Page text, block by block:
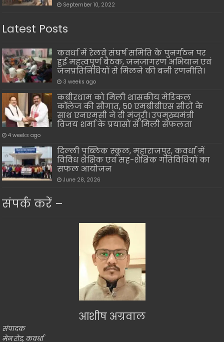
September 10, 2022
Latest Posts
कवर्धा में रेलवे संघर्ष समिति के पुनर्गठन पर
हुई महत्वपूर्ण बैठक, जनजागरण अभियान एवं
जनप्रतिनिधियों से मिलने की बनी रणनीति।
3 weeks ago
कबीरधाम को मिली शासकीय मेडिकल
कॉलेज की सौगात, 50 एमबीबीएस सीटों के
साथ एनएमसी ने दी मंजूरी। उपमुख्यमंत्री
विजय शर्मा के प्रयासों से मिली सफलता
4 weeks ago
दिल्ली पब्लिक स्कूल, महाराजपुर, कवर्धा में
विविध शैक्षिक एवं सह-शैक्षिक गतिविधियों का
सफल आयोजन
June 28, 2026
संपर्क करें –
आशीष अग्रवाल
संपादक
मेन रोड, कवर्धा